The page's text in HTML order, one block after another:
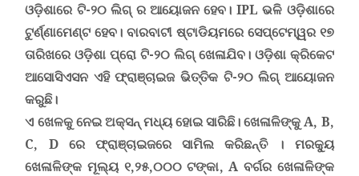
ଓଡ଼ିଶାରେ ଟି-୨୦ ଲିଗ୍ ର ଆୟୋଜନ ହେବ । IPL ଭଳି ଓଡ଼ିଶାରେ
ଟୁର୍ଣ୍ଣାମେଣ୍ଟ ହେବ ।ବାରବାଟୀ ଷ୍ଟାଡିୟମରେ ସେପ୍ଟେମ୍ୱର ୧୭
ତାରିଖରେ ଓଡ଼ିଶା ପ୍ରୋ ଟି-୨୦ ଲିଗ୍ ଖେଳାଯିବ। ଓଡ଼ିଶା କ୍ରିକେଟ
ଆସୋସିଏସନ ଏହି ଫ୍ରାଞ୍ଚାଇଜ ଭିତ୍ତିକ ଟି-୨୦ ଲିଗ୍ ଆୟୋଜନ
କରୁଛି।
ଏ ଖେଳକୁ ନେଇ ଅକ୍ସନ୍ ମଧ୍ୟ ହୋଇ ସାରିଛି।ଖେଳାଳିଙ୍କୁA, B,
C, D ରେ ଫ୍ରାଞ୍ଚାଇଜରେ ସାମିଲ କରିଛନ୍ତି । ମରକ୍ୟୁ
ଖେଳାଳିଙ୍କ ମୂଲ୍ୟ ୧,୨୫,୦୦୦ ଟଙ୍କା, A ବର୍ଗର ଖେଳାଳିଙ୍କ